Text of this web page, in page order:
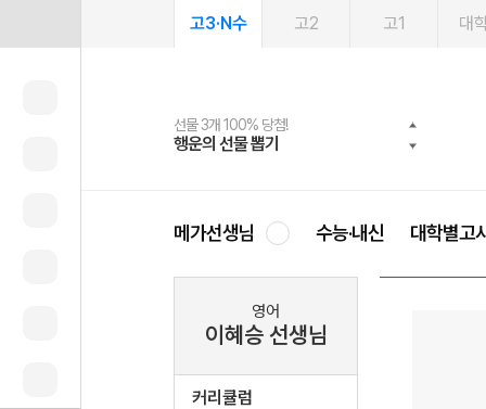
고3·N수 고2 고1 대
선물 3개 100% 당첨!
행운의 선물 뽑기
선물 100% 증정!
메가스터디 X 올리브
여름방학 스터디 캐시백
메가런 썸머스쿨
2027 러셀 단과
강사 공개선발
스마트러닝앱
설문 EVENT
메가패스
3일 무료 체험권
메가패스 수강생 무료혜택!
메가클럽 멤버십
사회공헌 캠페인
희망이룸 메가나눔
메가선생님 수능·내신 대학별고
영어
이혜승 선생님
커리큘럼